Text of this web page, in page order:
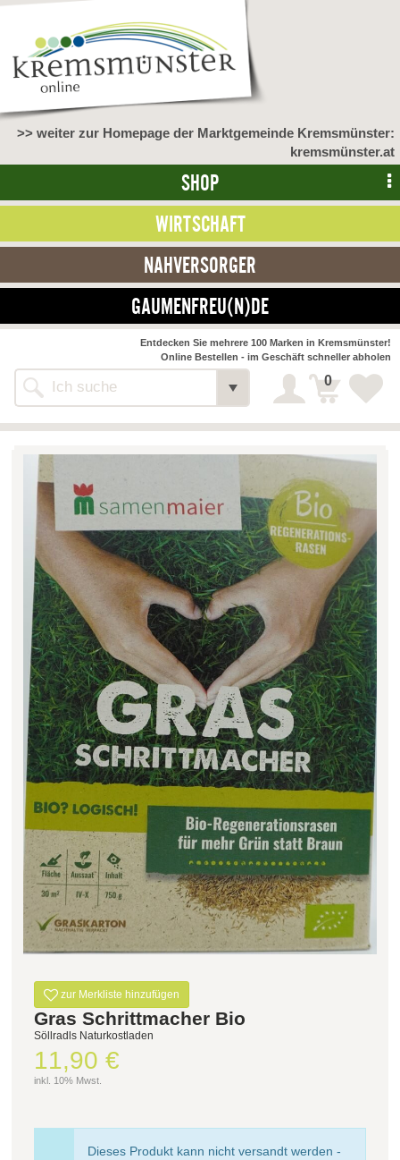
>> weiter zur Homepage der Marktgemeinde Kremsmünster:
kremsmünster.at
SHOP
WIRTSCHAFT
NAHVERSORGER
GAUMENFREU(N)DE
Alle Webseiten
Entdecken Sie mehrere 100 Marken in Kremsmünster!
Online Bestellen - im Geschäft schneller abholen
0
NAHVERSORGER
>> Bauernmarkt << Detail
Bäckerei-Konditorei-Café
Fleischerei Hüthmayr Detail
Hofladen Hoffelner Detail
Kuglbauer - Familie Bischof Detail
La Toscana Anita Wolf e.U. Detail
Söllradls Naturkostladen Detail
Stiftsgärtnerei Detail
Weinkellerei Stift
Kremsmünster
Detail
Wildkraut Detail
KATEGORIE
Filter zurücksetzen
zur Merkliste hinzufügen
Gras Schrittmacher Bio
Söllradls Naturkostladen
11,90 €
inkl. 10% Mwst.
Dieses Produkt kann nicht versandt werden -